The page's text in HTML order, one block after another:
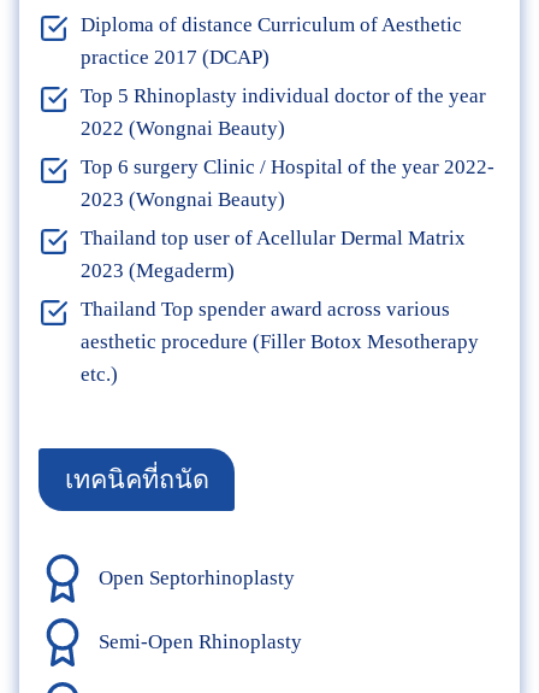
Diploma of distance Curriculum of Aesthetic
practice 2017 (DCAP)
Top 5 Rhinoplasty individual doctor of the year
2022 (Wongnai Beauty)
Top 6 surgery Clinic / Hospital of the year 2022-
2023 (Wongnai Beauty)
Thailand top user of Acellular Dermal Matrix
2023 (Megaderm)
Thailand Top spender award across various
aesthetic procedure (Filler Botox Mesotherapy
etc.)
เทคนิคที่ถนัด
Open Septorhinoplasty
Semi-Open Rhinoplasty